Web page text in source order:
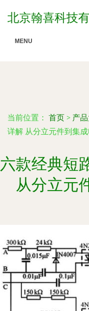
北京翰喜科技
MENU
当前位置： 首页 > 产
详解 从分立元件到集
六款经典短
从分立元